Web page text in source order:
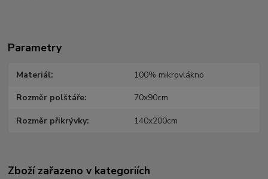
Parametry
Materiál 100% mikrovlákno
Rozměr polštáře 70x90cm
Rozměr přikrývky 140x200cm
Zboží zařazeno v kategoriích